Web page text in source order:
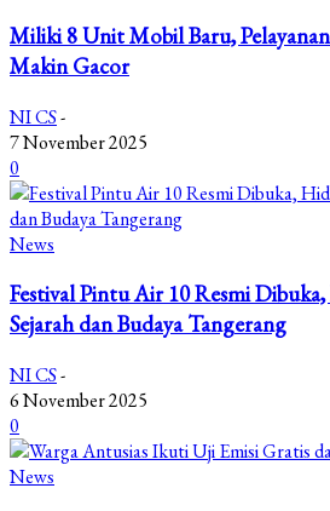
Miliki 8 Unit Mobil Baru,
Makin Gacor
NI CS-
7 November 2025
0
News
Festival Pintu Air 10 Resmi
Sejarah dan Budaya Tangerang
NI CS-
6 November 2025
0
News